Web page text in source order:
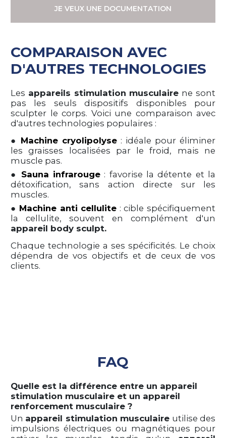
JE VEUX UNE DOCUMENTATION
COMPARAISON AVEC
D'AUTRES TECHNOLOGIES
Les appareils stimulation musculaire ne sont
pas les seuls dispositifs disponibles pour
sculpter le corps. Voici une comparaison avec
d'autres technologies populaires :
● Machine cryolipolyse : idéale pour éliminer
les graisses localisées par le froid, mais ne
muscle pas.
● Sauna infrarouge : favorise la détente et la
détoxification, sans action directe sur les
muscles.
● Machine anti cellulite : cible spécifiquement
la cellulite, souvent en complément d'un
appareil body sculpt.
Chaque technologie a ses spécificités. Le choix
dépendra de vos objectifs et de ceux de vos
clients.
FAQ
Quelle est la différence entre un appareil
stimulation musculaire et un appareil
renforcement musculaire ?
Un appareil stimulation musculaire utilise des
impulsions électriques ou magnétiques pour